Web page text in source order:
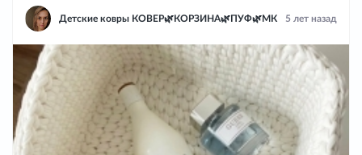
Детские ковры КОВЕР🌿КОРЗИНА🌿ПУФ🌿МК 5 лет назад